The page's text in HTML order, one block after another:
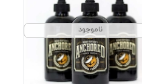
ناموجود